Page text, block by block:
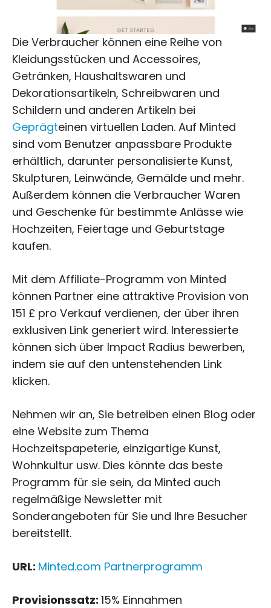
Die Verbraucher können eine Reihe von
Kleidungsstücken und Accessoires,
Getränken, Haushaltswaren und
Dekorationsartikeln, Schreibwaren und
Schildern und anderen Artikeln bei
Geprägteinen virtuellen Laden. Auf Minted
sind vom Benutzer anpassbare Produkte
erhältlich, darunter personalisierte Kunst,
Skulpturen, Leinwände, Gemälde und mehr.
Außerdem können die Verbraucher Waren
und Geschenke für bestimmte Anlässe wie
Hochzeiten, Feiertage und Geburtstage
kaufen.
Mit dem Affiliate-Programm von Minted
können Partner eine attraktive Provision von
151 £ pro Verkauf verdienen, der über ihren
exklusiven Link generiert wird. Interessierte
können sich über Impact Radius bewerben,
indem sie auf den untenstehenden Link
klicken.
Nehmen wir an, Sie betreiben einen Blog oder
eine Website zum Thema
Hochzeitspapeterie, einzigartige Kunst,
Wohnkultur usw. Dies könnte das beste
Programm für sie sein, da Minted auch
regelmäßige Newsletter mit
Sonderangeboten für Sie und Ihre Besucher
bereitstellt.
URL: Minted.com Partnerprogramm
Provisionssatz: 15% Einnahmen